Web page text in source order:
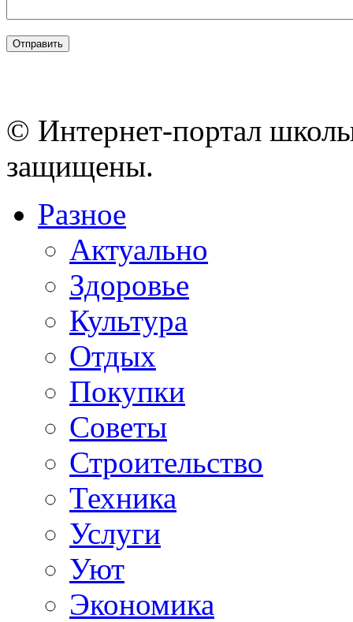
© Интернет-портал
защищены.
Разное
Актуально
Здоровье
Культура
Отдых
Покупки
Советы
Строительство
Техника
Услуги
Уют
Экономика